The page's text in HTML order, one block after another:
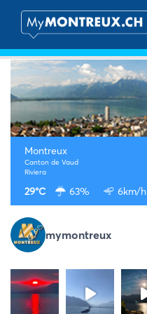
Montreux
Canton de Vaud
Riviera
29°C 63% 6km/h
mymontreux